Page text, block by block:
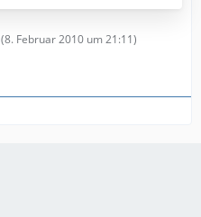
(8. Februar 2010 um 21:11)